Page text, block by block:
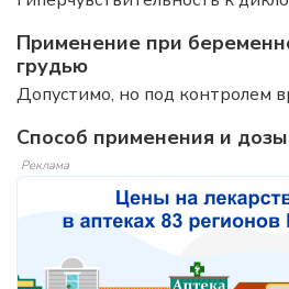
Применение при
грудью
Допустимо, но под контролем
Способ применения и дозы
Реклама